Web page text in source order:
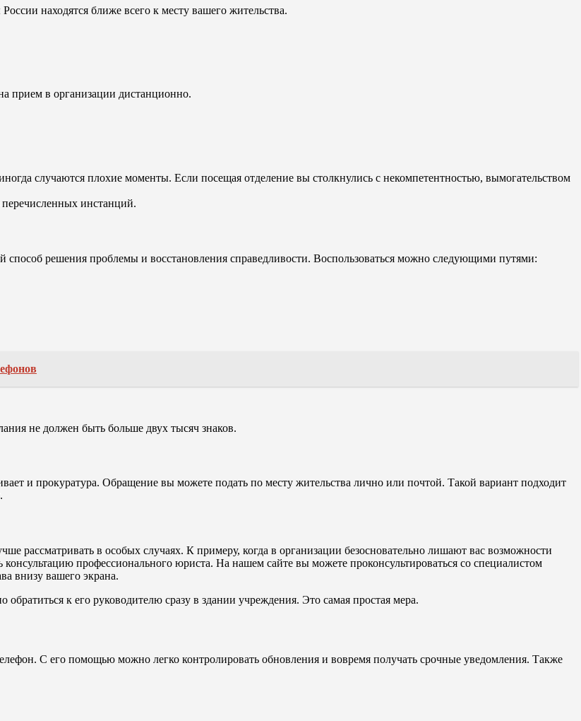
находятся ближе всего к месту вашего жительства.
прием в организации дистанционно.
случаются плохие моменты. Если посещая отделение вы столкнулись с некомпетентностью, вымогательством
инстанций.
решения проблемы и восстановления справедливости. Воспользоваться можно следующими путями:
не должен быть больше двух тысяч знаков.
и прокуратура. Обращение вы можете подать по месту жительства лично или почтой. Такой вариант подходит
рассматривать в особых случаях. К примеру, когда в организации безосновательно лишают вас возможности
профессионального юриста. На нашем сайте вы можете проконсультироваться со специалистом
внизу вашего экрана.
к его руководителю сразу в здании учреждения. Это самая простая мера.
С его помощью можно легко контролировать обновления и вовремя получать срочные уведомления. Также